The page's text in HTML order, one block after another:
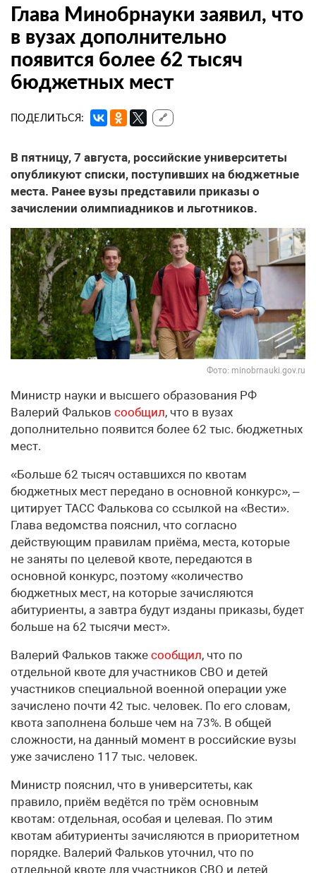
Глава Минобрнауки заявил, что
в вузах дополнительно
появится более 62 тысяч
бюджетных мест
ПОДЕЛИТЬСЯ: 🔗
В пятницу, 7 августа, российские университеты
опубликуют списки, поступивших на бюджетные
места. Ранее вузы представили приказы о
зачислении олимпиадников и льготников.
Фото: minobrnauki.gov.ru
Министр науки и высшего образования РФ
Валерий Фальков сообщил, что в вузах
дополнительно появится более 62 тыс. бюджетных
мест.
«Больше 62 тысяч оставшихся по квотам
бюджетных мест передано в основной конкурс», –
цитирует ТАСС Фалькова со ссылкой на «Вести».
Глава ведомства пояснил, что согласно
действующим правилам приёма, места, которые
не заняты по целевой квоте, передаются в
основной конкурс, поэтому «количество
бюджетных мест, на которые зачисляются
абитуриенты, а завтра будут изданы приказы, будет
больше на 62 тысячи мест».
Валерий Фальков также сообщил, что по
отдельной квоте для участников СВО и детей
участников специальной военной операции уже
зачислено почти 42 тыс. человек. По его словам,
квота заполнена больше чем на 73%. В общей
сложности, на данный момент в российские вузы
уже зачислено 117 тыс. человек.
Министр пояснил, что в университеты, как
правило, приём ведётся по трём основным
квотам: отдельная, особая и целевая. По этим
квотам абитуриенты зачисляются в приоритетном
порядке. Валерий Фальков уточнил, что по
отдельной квоте для участников СВО и детей